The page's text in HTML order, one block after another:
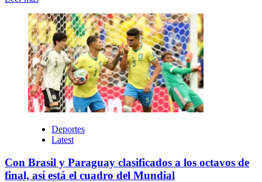
sobre
El
Gobierno
activó
el
traspaso
en
la
jefatura
de
Gabinete
Deportes
Latest
Con Brasil y Paraguay clasificados a los octavos de
final, así está el cuadro del Mundial